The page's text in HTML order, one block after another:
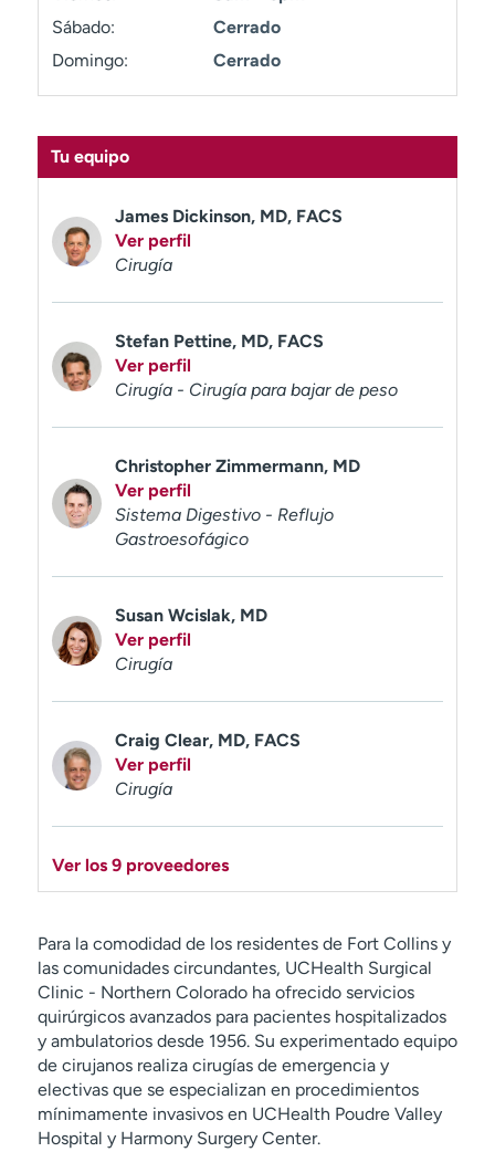
Sábado:
Cerrado
Domingo:
Cerrado
Tu equipo
James Dickinson, MD, FACS
Ver perfil
Cirugía
Stefan Pettine, MD, FACS
Ver perfil
Cirugía - Cirugía para bajar de peso
Christopher Zimmermann, MD
Ver perfil
Sistema Digestivo - Reflujo
Gastroesofágico
Susan Wcislak, MD
Ver perfil
Cirugía
Craig Clear, MD, FACS
Ver perfil
Cirugía
Ver los 9 proveedores
Para la comodidad de los residentes de Fort Collins y
las comunidades circundantes, UCHealth Surgical
Clinic - Northern Colorado ha ofrecido servicios
quirúrgicos avanzados para pacientes hospitalizados
y ambulatorios desde 1956. Su experimentado equipo
de cirujanos realiza cirugías de emergencia y
electivas que se especializan en procedimientos
mínimamente invasivos en UCHealth Poudre Valley
Hospital y Harmony Surgery Center.